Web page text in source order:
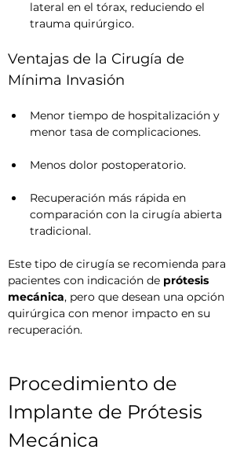
lateral en el tórax, reduciendo el
trauma quirúrgico.
Ventajas de la Cirugía de
Mínima Invasión
Menor tiempo de hospitalización y
menor tasa de complicaciones.
Menos dolor postoperatorio.
Recuperación más rápida en
comparación con la cirugía abierta
tradicional.
Este tipo de cirugía se recomienda para
pacientes con indicación de prótesis
mecánica, pero que desean una opción
quirúrgica con menor impacto en su
recuperación.
Procedimiento de
Implante de Prótesis
Mecánica